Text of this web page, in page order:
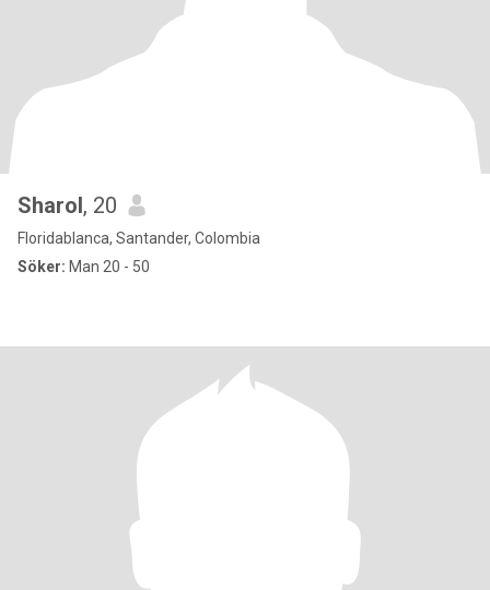
Sharol, 20
Floridablanca, Santander, Colombia
Söker: Man 20 - 50